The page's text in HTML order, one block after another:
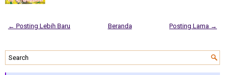
← Posting Lebih Baru Posting Lama →
Beranda